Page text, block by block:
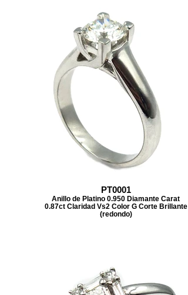
PT0001
Anillo de Platino 0.950 Diamante Carat
0.87ct Claridad Vs2 Color G Corte Brillante
(redondo)